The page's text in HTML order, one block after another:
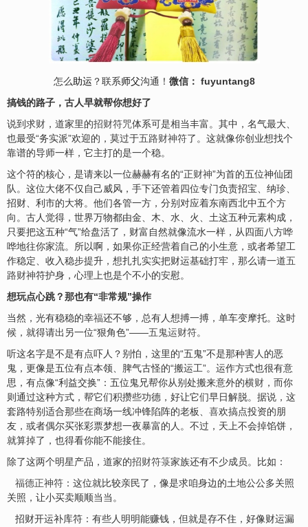
怎么助运 ？联系师父沟通！ 微信： fuyuntang8
搞钱的路子，古人早就帮你想好了
说到求财 ，道家里的招财符咒体系可是相当丰富。其中，名气最大、
也最受“务实派”欢迎的，莫过于五路财神符了。这就像你创业想找个
靠谱的导师一样，它主打的是一个稳。
这个符的核心，是请来以一位赫赫有名的“正财神”为首的五位神仙团
队。这位大佬不仅自己威风，手下还管着四位专门负责招宝、纳珍、
招财、利市的大将。他们各管一方，分别对应着东南西北中五个方
向。古人觉得，世界万物都由金、木、水、火、土这五种元素构成，
只要把这五种“气”给盘活了，财富自然就像流水一样，从四面八方哗
哗地往你家流。所以啊，如果你正经营着自己的小生意，或者希望工
作稳定、收入稳步提升，想扎扎实实把财运基础打牢，那么请一道五
路财神符护身，心理上也是个不小的安慰。
想玩点心跳？那也有“非常规”操作
当然，光有稳稳的幸福还不够，总有人想搏一搏，单车变摩托。这时
候，就得请出另一位“狠角色”——五鬼运财符。
听这名字是不是有点吓人？别怕，这里的“五鬼”不是那种害人的恶
鬼，更像是五位有点本领、脾气古怪的“搬运工”。运作方式也很有意
思，有点像“利益交换”：五位鬼兄帮你从别处搬来意外的横财 ，而你
则通过这种方式，帮它们积攒些功德，好让它们早日解脱。据说，这
套路特别适合那些在商场一线冲锋陷阵的老板、 喜欢搞点投资的朋
友，或者偶尔买张彩票梦想一夜暴富的人。不过，天上不会掉馅饼，
就算掉了，也得看你能不能接住。
除了这两个明星产品，道家的招财符箓家族还有不少成员。比如：
福德正神符 ：这位就比较亲民了，像是求咱身边的土地公公多关照
关照，让小买卖顺顺当当。
招财开运补库符：有些人明明能赚钱，但就是存不住，好像财运漏